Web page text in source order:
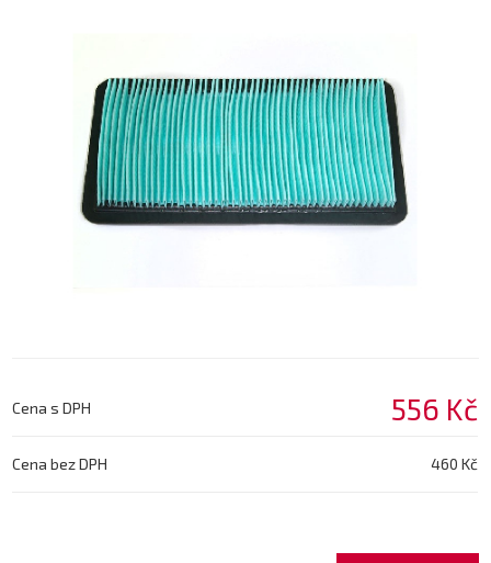
Cena s DPH 556 Kč
Cena bez DPH 460 Kč